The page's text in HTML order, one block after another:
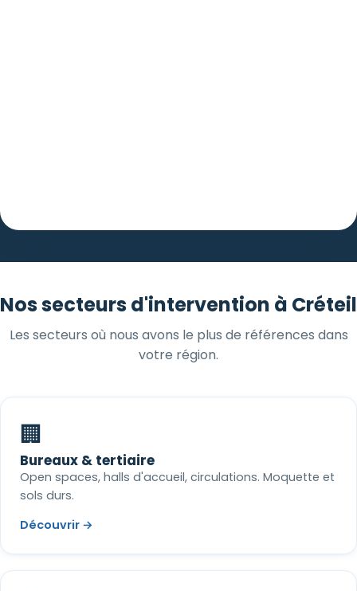
Nos secteurs d'intervention à Créteil
Les secteurs où nous avons le plus de références dans
votre région.
🏢
Bureaux & tertiaire
Open spaces, halls d'accueil, circulations. Moquette et
sols durs.
Découvrir →